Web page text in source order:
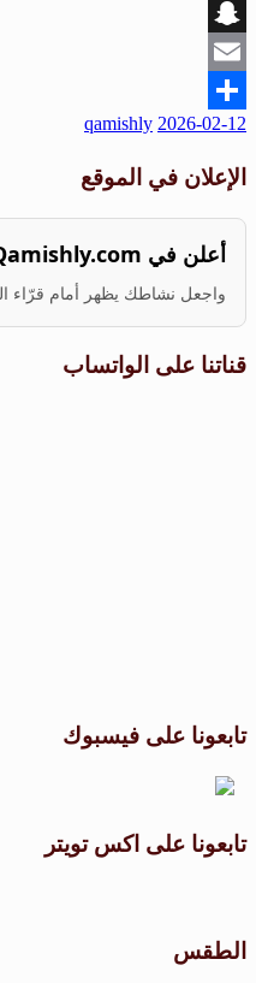
Viber
Snapchat
Email
Share
نُشر
2026-02-12
qamishly
الإعلان في الموقع
أعلن في Qamishly.com
واجعل نشاطك يظهر أمام قرّاء
قناتنا على الواتساب
تابعونا على فيسبوك
تابعونا على اكس تويتر
الطقس